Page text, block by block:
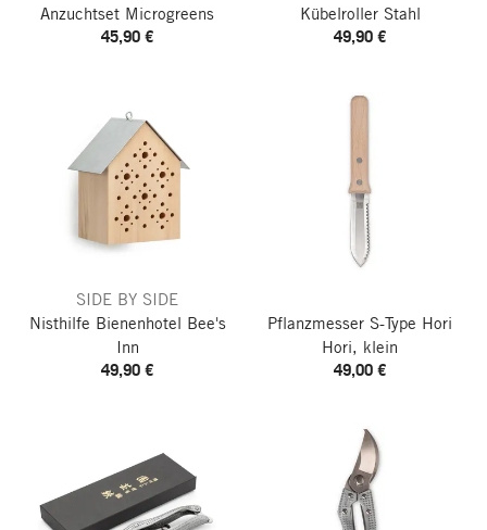
Anzuchtset Microgreens
45,90 €
Kübelroller Stahl
49,90 €
SIDE BY SIDE
Nisthilfe Bienenhotel Bee's
Inn
49,90 €
Pflanzmesser S-Type Hori
Hori, klein
49,00 €